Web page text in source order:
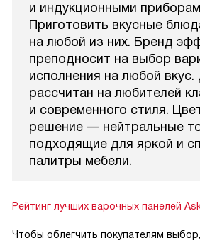
и индукционными
Приготовить вкусные
на любой из них. Бренд
преподносит на выбор
исполнения на любой вкус.
рассчитан на любителей
и современного стиля.
решение — нейтральные
подходящие для яркой и
палитры мебели.
Рейтинг лучших варочных панелей
Чтобы облегчить покупателям